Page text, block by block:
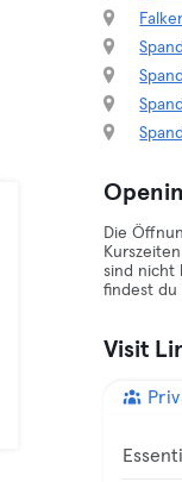
Die
sind nicht
findest du
Visit